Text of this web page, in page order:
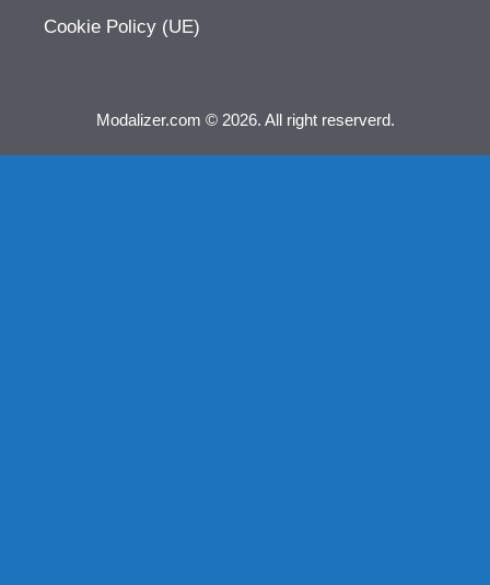
Cookie Policy (UE)
Modalizer.com © 2026. All right reserverd.